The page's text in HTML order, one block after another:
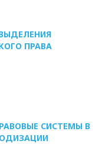
ПРАВА
СИСТЕМЫ В